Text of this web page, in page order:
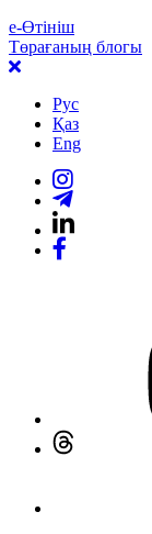
е-Өтініш
Төрағаның блогы
Рус
Қаз
Eng